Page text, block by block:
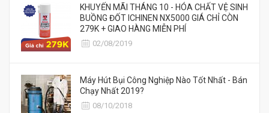
KHUYẾN MÃI THÁNG 10 - HÓA CHẤT VỆ SINH
BUỒNG ĐỐT ICHINEN NX5000 GIÁ CHỈ CÒN
279K + GIAO HÀNG MIỄN PHÍ
02/08/2019
Máy Hút Bụi Công Nghiệp Nào Tốt Nhất - Bán
Chạy Nhất 2019?
08/10/2018